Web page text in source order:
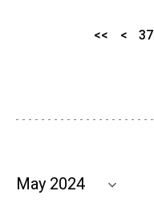
<< < 37